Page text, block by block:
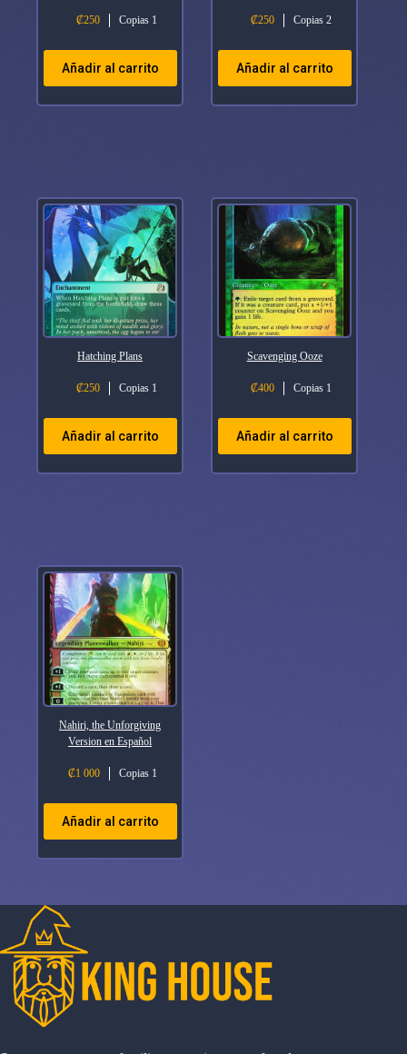
₡250 Copias 1
Añadir al carrito
₡250 Copias 2
Añadir al carrito
Hatching Plans
₡250 Copias 1
Añadir al carrito
Scavenging Ooze
₡400 Copias 1
Añadir al carrito
Nahiri, the Unforgiving
Version en Español
₡1 000 Copias 1
Añadir al carrito